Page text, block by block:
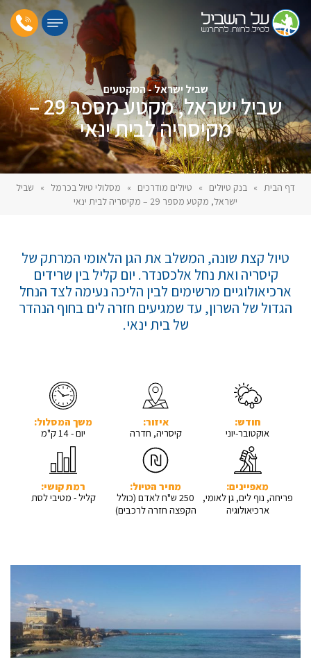
שביל ישראל - המקטעים
שביל ישראל, מקטע מספר 29 –
מקיסריה לבית ינאי
דף הבית » בנק טיולים » טיולים מודרכים » מסלולי טיול בכרמל » שביל
ישראל, מקטע מספר 29 – מקיסריה לבית ינאי
טיול קצת שונה, המשלב את הגן הלאומי המרתק של
קיסריה ואת נחל אלכסנדר. יום קליל בין שרידים
ארכיאולוגיים מרשימים לבין הליכה נעימה לצד הנחל
הגדול של השרון, עד שמגיעים חזרה לים בחוף הנהדר
של בית ינאי.
חודש:
אוקטובר-יוני
איזור:
קיסריה, חדרה
משך המסלול:
יום - 14 ק"מ
מאפיינים:
פריחה, נוף לים, גן לאומי,
ארכיאולוגיה
מחיר הטיול:
250 ש"ח לאדם (כולל
הקפצה חזרה לרכבים)
רמת קושי:
קליל - מטיבי לסת